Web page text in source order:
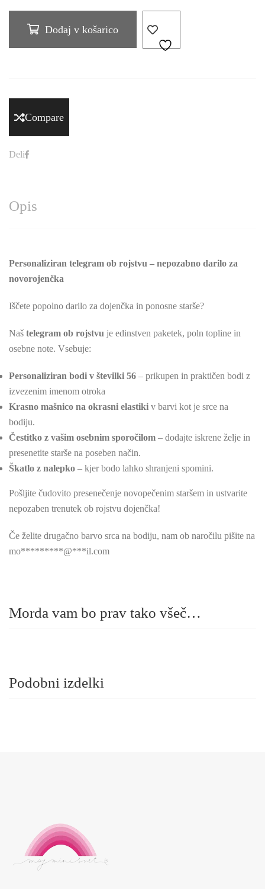
Dodaj v košarico
Compare
Deli
Opis
Personaliziran telegram ob rojstvu – nepozabno darilo za
novorojenčka
Iščete popolno darilo za dojenčka in ponosne starše?
Naš telegram ob rojstvu je edinstven paketek, poln topline in
osebne note. Vsebuje:
Personaliziran bodi v številki 56 – prikupen in praktičen bodi z
izvezenim imenom otroka
Krasno mašnico na okrasni elastiki v barvi kot je srce na
bodiju.
Čestitko z vašim osebnim sporočilom – dodajte iskrene želje in
presenetite starše na poseben način.
Škatlo z nalepko – kjer bodo lahko shranjeni spomini.
Pošljite čudovito presenečenje novopečenim staršem in ustvarite
nepozaben trenutek ob rojstvu dojenčka!
Če želite drugačno barvo srca na bodiju, nam ob naročilu pišite na
mo*********@***il.com
Morda vam bo prav tako všeč…
Podobni izdelki